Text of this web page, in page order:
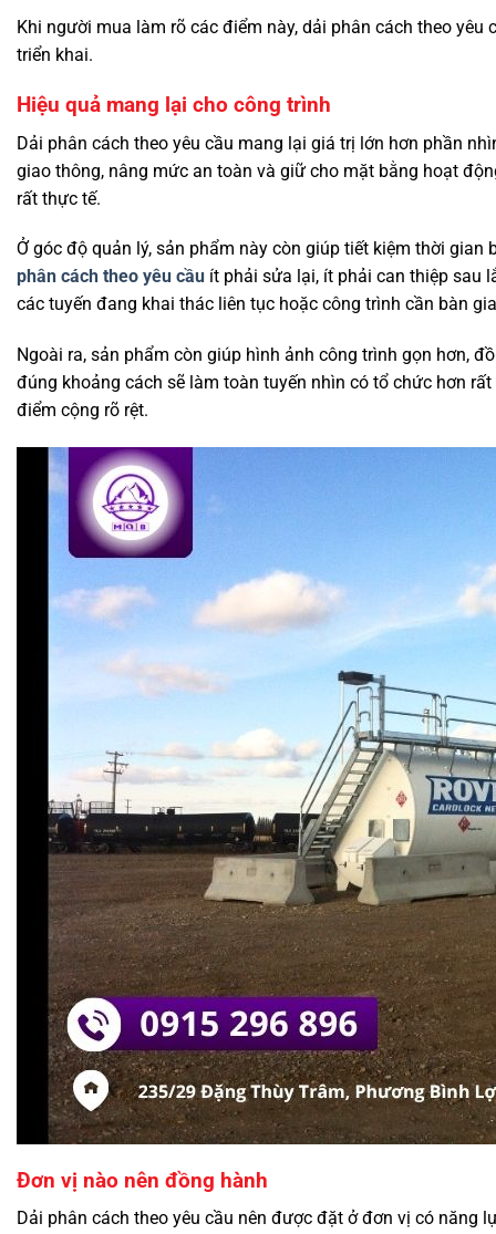
Khi người mua làm rõ các điểm này, dải phân cách theo
triển khai.
Hiệu quả mang lại cho công trình
Dải phân cách theo yêu cầu mang lại giá trị lớn hơn phần
giao thông, nâng mức an toàn và giữ cho mặt bằng hoạt
rất thực tế.
Ở góc độ quản lý, sản phẩm này còn giúp tiết kiệm thời
phân cách theo yêu cầu ít phải sửa lại, ít phải can thiệp sau
các tuyến đang khai thác liên tục hoặc công trình cần bàn
Ngoài ra, sản phẩm còn giúp hình ảnh công trình gọn hơn,
đúng khoảng cách sẽ làm toàn tuyến nhìn có tổ chức hơn
điểm cộng rõ rệt.
Đơn vị nào nên đồng hành
Dải phân cách theo yêu cầu nên được đặt ở đơn vị có năng